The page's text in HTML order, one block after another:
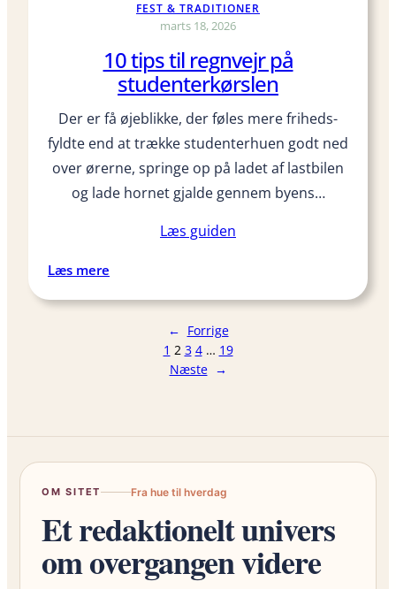
e
e
d
s
t
r
t
d
a
g
FEST & TRADITIONER
marts 18, 2026
10 tips til regnvejr på
studenterkørslen
Der er få øjeblikke, der føles mere friheds­
fyldte end at trække studenterhuen godt ned
over ørerne, springe op på ladet af lastbilen
og lade hornet gjalde gennem byens…
Læs guiden
Læs mere
i
l
g
n
v
← Forrige
1 2 3 4 … 19
Næste →
OM SITET Fra hue til hverdag
Et redaktionelt univers
om overgangen videre